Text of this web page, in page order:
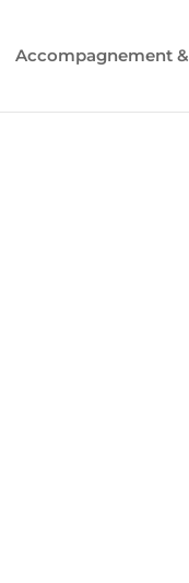
Accompagnement